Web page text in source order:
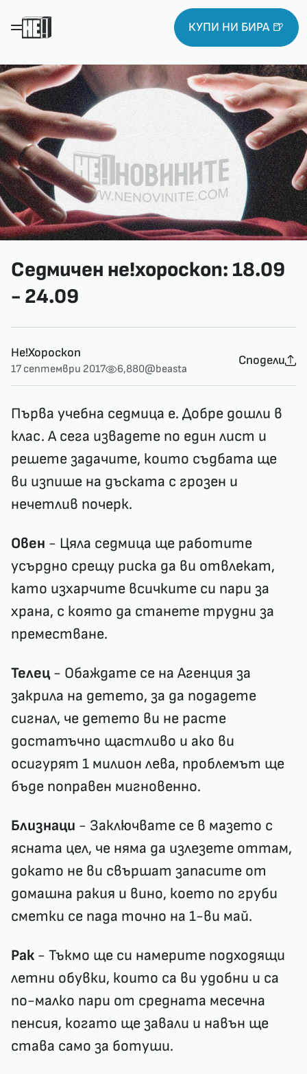
КУПИ НИ БИРА 🍺
Седмичен не!хороскоп: 18.09
- 24.09
Не!Хороскоп
17 септември 2017 6,880@beasta
Сподели
Първа учебна седмица е. Добре дошли в
клас. А сега извадете по един лист и
решете задачите, които съдбата ще
ви изпише на дъската с грозен и
нечетлив почерк.
Овен - Цяла седмица ще работите
усърдно срещу риска да ви отвлекат,
като изхарчите всичките си пари за
храна, с която да станете трудни за
преместване.
Телец- Обаждате се на Агенция за
закрила на детето, за да подадeте
сигнал, че детето ви не расте
достатъчно щастливо и ако ви
осигурят 1 милион лева, проблемът ще
бъде поправен мигновенно.
Близнаци - Заключвате се в мазето с
ясната цел, че няма да излезете оттам,
докато не ви свършат запасите от
домашна ракия и вино, което по груби
сметки се пада точно на 1-ви май.
Рак - Тъкмо ще си намерите подходящи
летни обувки, които са ви удобни и са
по-малко пари от средната месечна
пенсия, когато ще завали и навън ще
става само за ботуши.